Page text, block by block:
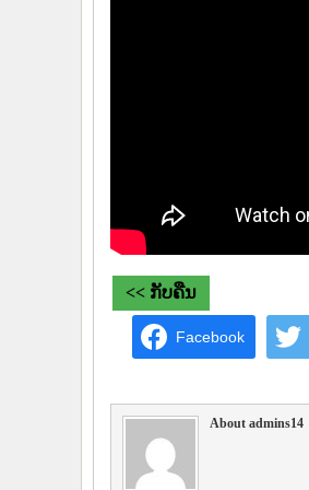
<< ກັບຄືນ
Facebook
About admins14